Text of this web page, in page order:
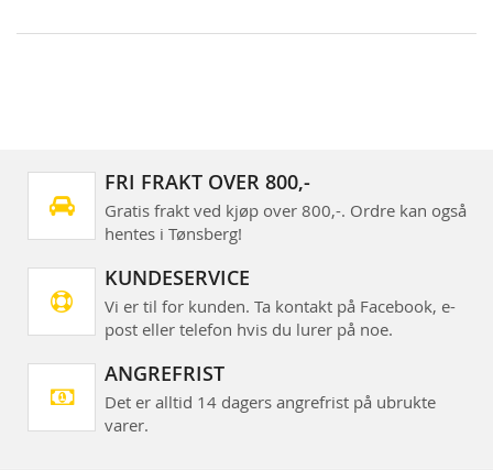
FRI FRAKT OVER 800,-
Gratis frakt ved kjøp over 800,-. Ordre kan også
hentes i Tønsberg!
KUNDESERVICE
Vi er til for kunden. Ta kontakt på Facebook, e-
post eller telefon hvis du lurer på noe.
ANGREFRIST
Det er alltid 14 dagers angrefrist på ubrukte
varer.